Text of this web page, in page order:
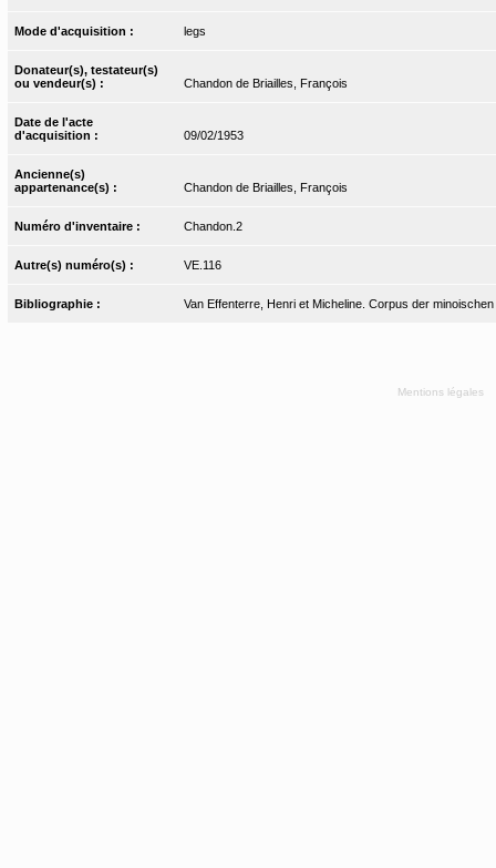
Mode d'acquisition : legs
Donateur(s), testateur(s)
ou vendeur(s) :
Chandon de Briailles, François
Date de l'acte
d'acquisition :
09/02/1953
Ancienne(s)
appartenance(s) :
Chandon de Briailles, François
Numéro d'inventaire : Chandon.2
Autre(s) numéro(s) : VE.116
Bibliographie : Van Effenterre, Henri et Micheline. Corpus der
Mentions légales